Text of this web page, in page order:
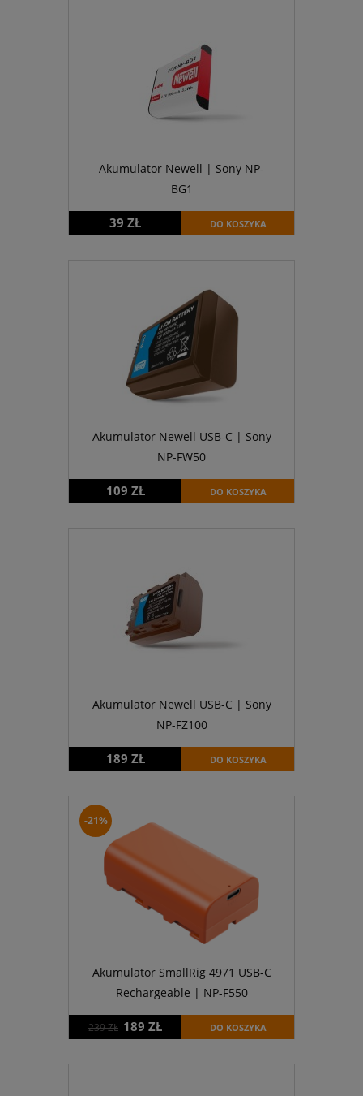
Akumulator Newell | Sony NP-
BG1
39 ZŁ DO KOSZYKA
Akumulator Newell USB-C | Sony
NP-FW50
109 ZŁ DO KOSZYKA
Akumulator Newell USB-C | Sony
NP-FZ100
189 ZŁ DO KOSZYKA
Akumulator SmallRig 4971 USB-C
Rechargeable | NP-F550
239 ZŁ 189 ZŁ DO KOSZYKA
-21%